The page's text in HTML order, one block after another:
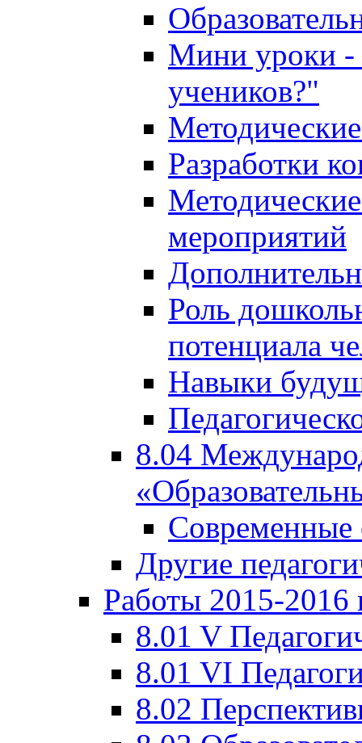
Мини уроки -
учеников?"
Разработки
мероприятий
Роль
потенциала
Навыки
8.04
Современные
Другие
Работы 2015-2016
8.01 V
8.01 VI
8.02